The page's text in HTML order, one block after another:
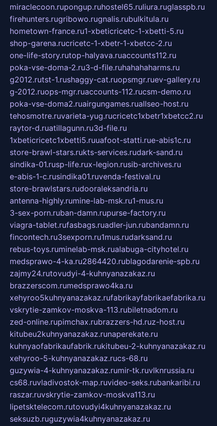
miraclecoon.rupongup.ruhostel65.ruliura.ruglasspb.ru
firehunters.rugribowo.rugnalis.rubulkitula.ru
hometown-france.ru1-xbeticricetc-1-xbetti-5.ru
shop-garena.rucricetc-1-xbetr-1-xbetcc-2.ru
one-life-story.rutop-halyava.ruaccounts112.ru
poka-vse-doma-2.ru3-d-file.ruhahahaharms.ru
g2012.rutst-1.rushaggy-cat.ruopsmgr.ruev-gallery.ru
g-2012.ruops-mgr.ruaccounts-112.rucsm-demo.ru
poka-vse-doma2.ruairgungames.ruallseo-host.ru
tehosmotre.ruvarieta-yug.rucricetc1xbetr1xbetcc2.ru
raytor-d.ruatillagunn.ru3d-file.ru
1xbeticricetc1xbetti5.ruuafoot-statti.rue-abis1c.ru
store-brawl-stars.rukts-services.rudark-sand.ru
sindika-01.rusp-life.rux-legion.rusib-archives.ru
e-abis-1-c.rusindika01.ruvenda-festival.ru
store-brawlstars.rudooraleksandria.ru
antenna-highly.rumine-lab-msk.ru1-mus.ru
3-sex-porn.ruban-damn.rupurse-factory.ru
viagra-tablet.rufasbags.ruadler-jun.rubandamn.ru
fincontech.ru3sexporn.ru1mus.rudarksand.ru
rebus-toys.ruminelab-msk.rualabuga-cityhotel.ru
medsprawo-4-ka.ru2864420.rublagodarenie-spb.ru
zajmy24.rutovudyi-4-kuhnyanazakaz.ru
brazzerscom.rumedsprawo4ka.ru
xehyroo5kuhnyanazakaz.rufabrikayfabrikaefabrika.ru
vskrytie-zamkov-moskva-113.rubiletnadom.ru
zed-online.rupimchax.rubrazzers-hd.ruz-host.ru
kitubeu2kuhnyanazakaz.runaperekate.ru
kuhnyaofabrikaufabrik.rukitubeu-2-kuhnyanazakaz.ru
xehyroo-5-kuhnyanazakaz.rucs-68.ru
guzywia-4-kuhnyanazakaz.rumir-tk.ruvlknrussia.ru
cs68.ruvladivostok-map.ruvideo-seks.rubankaribi.ru
raszar.ruvskrytie-zamkov-moskva113.ru
lipetsktelecom.rutovudyi4kuhnyanazakaz.ru
seksuzb.ruguzywia4kuhnyanazakaz.ru